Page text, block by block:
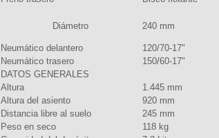
Diámetro 240 mm
Neumático delantero
120/70-17"
Neumático trasero
150/60-17"
DATOS GENERALES
Altura
1.445 mm
Altura del asiento
920 mm
Distancia libre al suelo
245 mm
Peso en seco
118 kg